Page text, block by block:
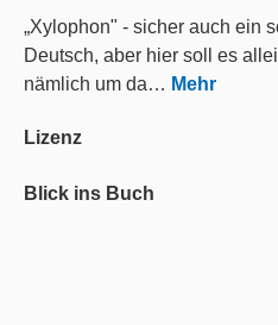
„Xylophon" - sicher auch ein
Deutsch, aber hier soll es
nämlich um da… Mehr
Lizenz
Blick ins Buch